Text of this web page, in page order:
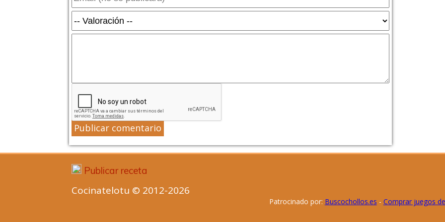
Publicar comentario
Publicar receta
Cocinatelotu © 2012-2026
Patrocinado por: Buscochollos.es - Comprar juegos